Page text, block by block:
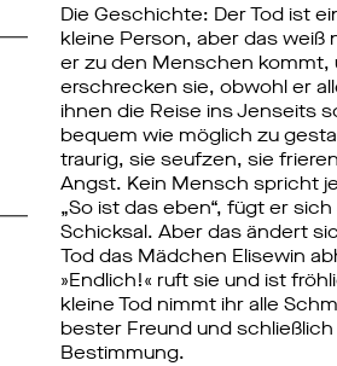
Die Geschichte: Der Tod ist
kleine Person, aber das weiß
er zu den Menschen kommt,
erschrecken sie, obwohl er
ihnen die Reise ins Jenseits
bequem wie möglich zu
traurig, sie seufzen, sie
Angst. Kein Mensch spricht
„So ist das eben“, fügt er
Schicksal. Aber das ändert
Tod das Mädchen Elisewin
»Endlich!« ruft sie und ist
kleine Tod nimmt ihr alle
bester Freund und
Bestimmung.